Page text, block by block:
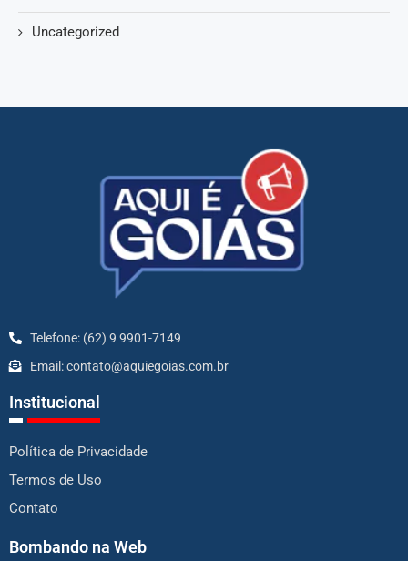
Uncategorized
Telefone: (62) 9 9901-7149
Email: contato@aquiegoias.com.br
Institucional
Política de Privacidade
Termos de Uso
Contato
Bombando na Web